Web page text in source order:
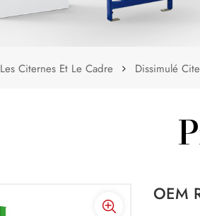
Les Citernes Et Le Cadre Dissimulé
OEM